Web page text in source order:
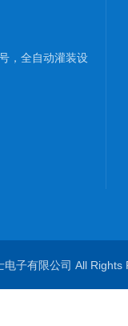
，全自动灌装设
电子有限公司 All